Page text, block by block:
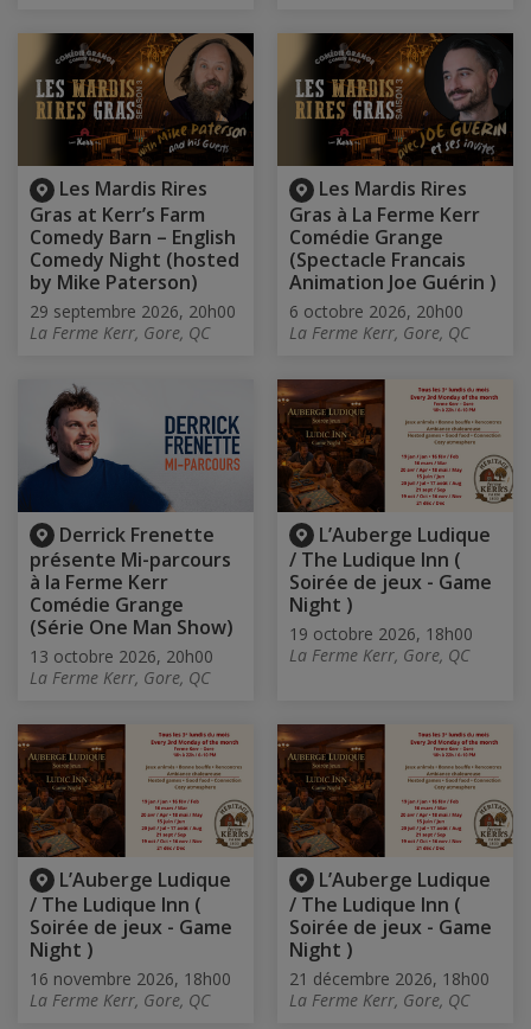
Les Mardis Rires
Gras at Kerr’s Farm
Comedy Barn – English
Comedy Night (hosted
by Mike Paterson)
29 septembre 2026, 20h00
La Ferme Kerr, Gore, QC
Les Mardis Rires
Gras à La Ferme Kerr
Comédie Grange
(Spectacle Francais
Animation Joe Guérin )
6 octobre 2026, 20h00
La Ferme Kerr, Gore, QC
Derrick Frenette
présente Mi-parcours
à la Ferme Kerr
Comédie Grange
(Série One Man Show)
13 octobre 2026, 20h00
La Ferme Kerr, Gore, QC
L’Auberge Ludique
/ The Ludique Inn (
Soirée de jeux - Game
Night )
19 octobre 2026, 18h00
La Ferme Kerr, Gore, QC
L’Auberge Ludique
/ The Ludique Inn (
Soirée de jeux - Game
Night )
16 novembre 2026, 18h00
La Ferme Kerr, Gore, QC
L’Auberge Ludique
/ The Ludique Inn (
Soirée de jeux - Game
Night )
21 décembre 2026, 18h00
La Ferme Kerr, Gore, QC